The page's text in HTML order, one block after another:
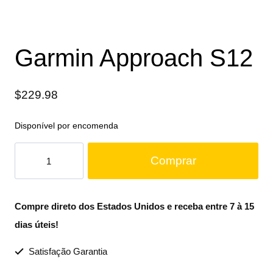
Garmin Approach S12
$229.98
Disponível por encomenda
Comprar
Compre direto dos Estados Unidos e receba entre 7 à 15
dias úteis!
Satisfação Garantia